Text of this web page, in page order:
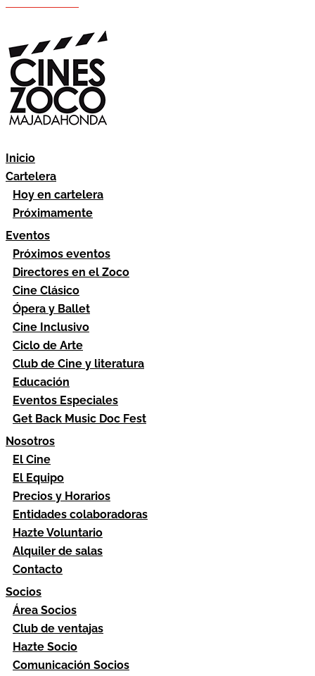
Inicio
Cartelera
Hoy en cartelera
Próximamente
Eventos
Próximos eventos
Directores en el Zoco
Cine Clásico
Ópera y Ballet
Cine Inclusivo
Ciclo de Arte
Club de Cine y literatura
Educación
Eventos Especiales
Get Back Music Doc Fest
Nosotros
El Cine
El Equipo
Precios y Horarios
Entidades colaboradoras
Hazte Voluntario
Alquiler de salas
Contacto
Socios
Área Socios
Club de ventajas
Hazte Socio
Comunicación Socios